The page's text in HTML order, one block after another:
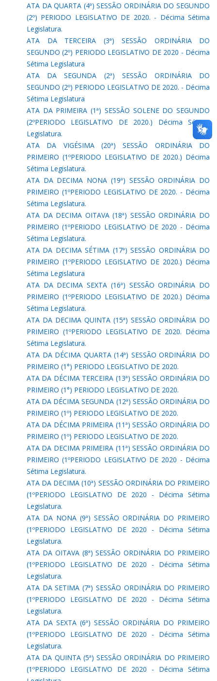
ATA DA QUARTA (4ª) SESSÃO ORDINÁRIA DO SEGUNDO
(2º) PERIODO LEGISLATIVO DE 2020. - Décima Sétima
Legislatura.
ATA DA TERCEIRA (3ª) SESSÃO ORDINÁRIA DO
SEGUNDO (2º) PERIODO LEGISLATIVO DE 2020 - Décima
Sétima Legislatura
ATA DA SEGUNDA (2ª) SESSÃO ORDINÁRIA DO
SEGUNDO (2º) PERIODO LEGISLATIVO DE 2020. - Décima
Sétima Legislatura
ATA DA PRIMEIRA (1ª) SESSÃO SOLENE DO SEGUNDO
(2ºPERIODO LEGISLATIVO DE 2020.) Décima Sétima
Legislatura.
ATA DA VIGÉSIMA (20ª) SESSÃO ORDINÁRIA DO
PRIMEIRO (1ºPERIODO LEGISLATIVO DE 2020.) Décima
Sétima Legislatura.
ATA DA DECIMA NONA (19ª) SESSÃO ORDINÁRIA DO
PRIMEIRO (1ºPERIODO LEGISLATIVO DE 2020. - Décima
Sétima Legislatura.
ATA DA DECIMA OITAVA (18ª) SESSÃO ORDINÁRIA DO
PRIMEIRO (1ºPERIODO LEGISLATIVO DE 2020 - Décima
Sétima Legislatura.
ATA DA DECIMA SÉTIMA (17ª) SESSÃO ORDINÁRIA DO
PRIMEIRO (1ºPERIODO LEGISLATIVO DE 2020.) Décima
Sétima Legislatura
ATA DA DECIMA SEXTA (16ª) SESSÃO ORDINÁRIA DO
PRIMEIRO (1ºPERIODO LEGISLATIVO DE 2020.) Décima
Sétima Legislatura.
ATA DA DECIMA QUINTA (15ª) SESSÃO ORDINÁRIA DO
PRIMEIRO (1ºPERIODO LEGISLATIVO DE 2020. Décima
Sétima Legislatura.
ATA DA DÉCIMA QUARTA (14ª) SESSÃO ORDINÁRIA DO
PRIMEIRO (1°) PERIODO LEGISLATIVO DE 2020.
ATA DA DÉCIMA TERCEIRA (13ª) SESSÃO ORDINÁRIA DO
PRIMEIRO (1°) PERIODO LEGISLATIVO DE 2020.
ATA DA DÉCIMA SEGUNDA (12ª) SESSÃO ORDINÁRIA DO
PRIMEIRO (1º) PERIODO LEGISLATIVO DE 2020.
ATA DA DÉCIMA PRIMEIRA (11ª) SESSÃO ORDINÁRIA DO
PRIMEIRO (1º) PERIODO LEGISLATIVO DE 2020.
ATA DA DECIMA PRIMEIRA (11ª) SESSÃO ORDINÁRIA DO
PRIMEIRO (1ºPERIODO LEGISLATIVO DE 2020 - Décima
Sétima Legislatura.
ATA DA DECIMA (10ª) SESSÃO ORDINÁRIA DO PRIMEIRO
(1ºPERIODO LEGISLATIVO DE 2020 - Décima Sétima
Legislatura.
ATA DA NONA (9ª) SESSÃO ORDINÁRIA DO PRIMEIRO
(1ºPERIODO LEGISLATIVO DE 2020 - Décima Sétima
Legislatura.
ATA DA OITAVA (8ª) SESSÃO ORDINÁRIA DO PRIMEIRO
(1ºPERIODO LEGISLATIVO DE 2020 - Décima Sétima
Legislatura.
ATA DA SETIMA (7ª) SESSÃO ORDINÁRIA DO PRIMEIRO
(1ºPERIODO LEGISLATIVO DE 2020 - Décima Sétima
Legislatura.
ATA DA SEXTA (6ª) SESSÃO ORDINÁRIA DO PRIMEIRO
(1ºPERIODO LEGISLATIVO DE 2020 - Décima Sétima
Legislatura.
ATA DA QUINTA (5ª) SESSÃO ORDINÁRIA DO PRIMEIRO
(1ºPERIODO LEGISLATIVO DE 2020 - Décima Sétima